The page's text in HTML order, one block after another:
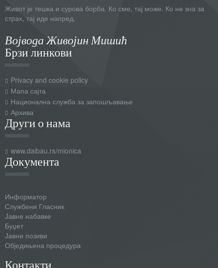
Живот је тешка и сурова борба. Ко сме, тај може. Ко не зна за
страх, тај иде напред.
Војвода Живојин Мишић
Брзи линкови
Privacy and cookie policy
Мапа сајта
Национална служба за запошљавање
Архива
Други о нама
www.daibau.rs/mionica
Документа
Информатор
Службени Гласник
Јавне набавке
Буџет
Јавни позиви
Обједињена процедура
Контакти